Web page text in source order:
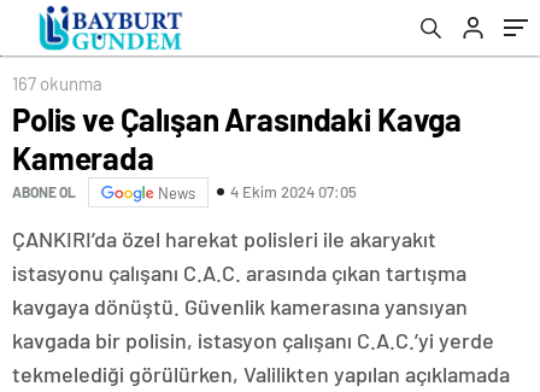
167 okunma
Polis ve Çalışan Arasındaki Kavga
Kamerada
ABONE OL News 4 Ekim 2024 07:05
ÇANKIRI’da özel harekat polisleri ile akaryakıt
istasyonu çalışanı C.A.C. arasında çıkan tartışma
kavgaya dönüştü. Güvenlik kamerasına yansıyan
kavgada bir polisin, istasyon çalışanı C.A.C.’yi yerde
tekmelediği görülürken, Valilikten yapılan açıklamada